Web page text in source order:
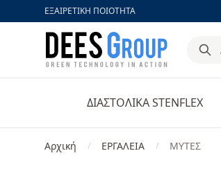
ΕΞΑΙΡΕΤΙΚΗ ΠΟΙΟΤΗΤΑ
DeesGroup
ΔΙΑΣΤΟΛΙΚΑ STENFLEX
Αρχική / ΕΡΓΑΛΕΙΑ / ΜΥΤΕΣ